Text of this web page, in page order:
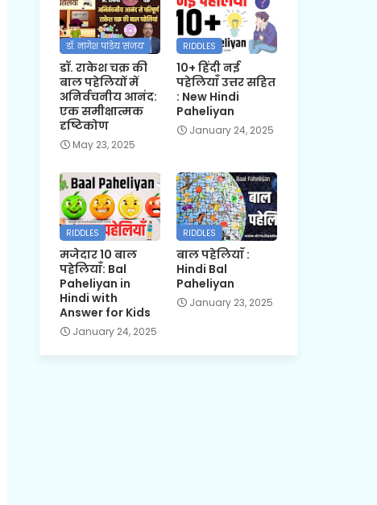
डॉ. नागेश पांडेय 'संजय'
डॉ. राकेश चक्र की
बाल पहेलियों में
अनिर्वचनीय आनंद:
एक समीक्षात्मक
दृष्टिकोण
May 23, 2025
RIDDLES
10+ हिंदी नई
पहेलियाँ उत्तर सहित
: New Hindi
Paheliyan
January 24, 2025
RIDDLES
मजेदार 10 बाल
पहेलियाँ: Bal
Paheliyan in
Hindi with
Answer for Kids
January 24, 2025
RIDDLES
बाल पहेलियाँ :
Hindi Bal
Paheliyan
January 23, 2025